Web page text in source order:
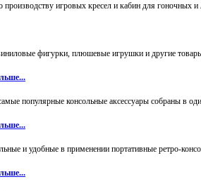
игровых кресел и кабин для гоночных и
фигурки, плюшевые игрушки и другие
популярные консольные аксессуары собраны в
и удобные в применении портативные ретро-